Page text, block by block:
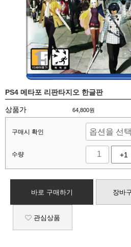
PS4 메타포 리판타지오 한글판
상품가 64,800원
구매시 확인
수량 +1
바로 구매하기 장바
관심상품